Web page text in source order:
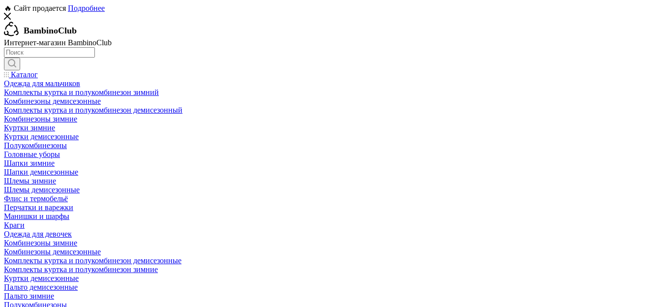
🔥 Сайт продается Подробнее
BambinoClub
Интернет-магазин BambinoClub
Каталог
Одежда для мальчиков
Комплекты куртка и полукомбинезон зимний
Комбинезоны демисезонные
Комплекты куртка и полукомбинезон демисезонный
Комбинезоны зимние
Куртки зимние
Куртки демисезонные
Полукомбинезоны
Головные уборы
Шапки зимние
Шапки демисезонные
Шлемы зимние
Шлемы демисезонные
Флис и термобельё
Перчатки и варежки
Манишки и шарфы
Краги
Одежда для девочек
Комбинезоны зимние
Комбинезоны демисезонные
Комплекты куртка и полукомбинезон демисезонные
Комплекты куртка и полукомбинезон зимние
Куртки демисезонные
Пальто демисезонные
Пальто зимние
Полукомбинезоны